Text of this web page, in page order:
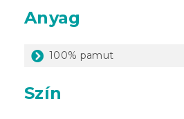
Anyag
100% pamut
Szín